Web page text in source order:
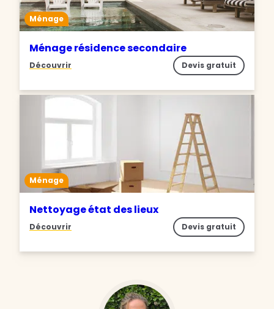
Ménage
Ménage résidence secondaire
Découvrir Devis gratuit
Ménage
Nettoyage état des lieux
Découvrir Devis gratuit